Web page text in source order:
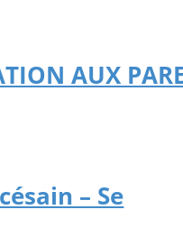
AUX
– Se